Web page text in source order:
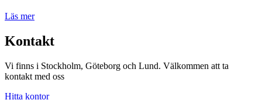
Läs mer
Kontakt
Vi finns i Stockholm, Göteborg och Lund. Välkommen att ta
kontakt med oss
Hitta kontor